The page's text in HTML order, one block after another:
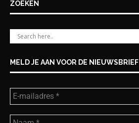
ZOEKEN
MELD JE AAN VOOR DE NIEUWSBRIEF